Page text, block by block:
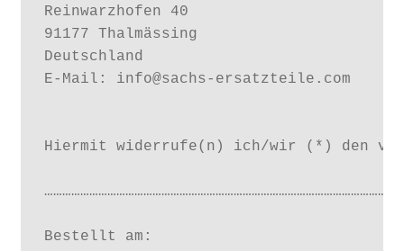
Reinwarzhofen 40
91177 Thalmässing
Deutschland
E-Mail: info@sachs-ersatzteile.com
Hiermit widerrufe(n) ich/wir (*) den von
Bestellt am: